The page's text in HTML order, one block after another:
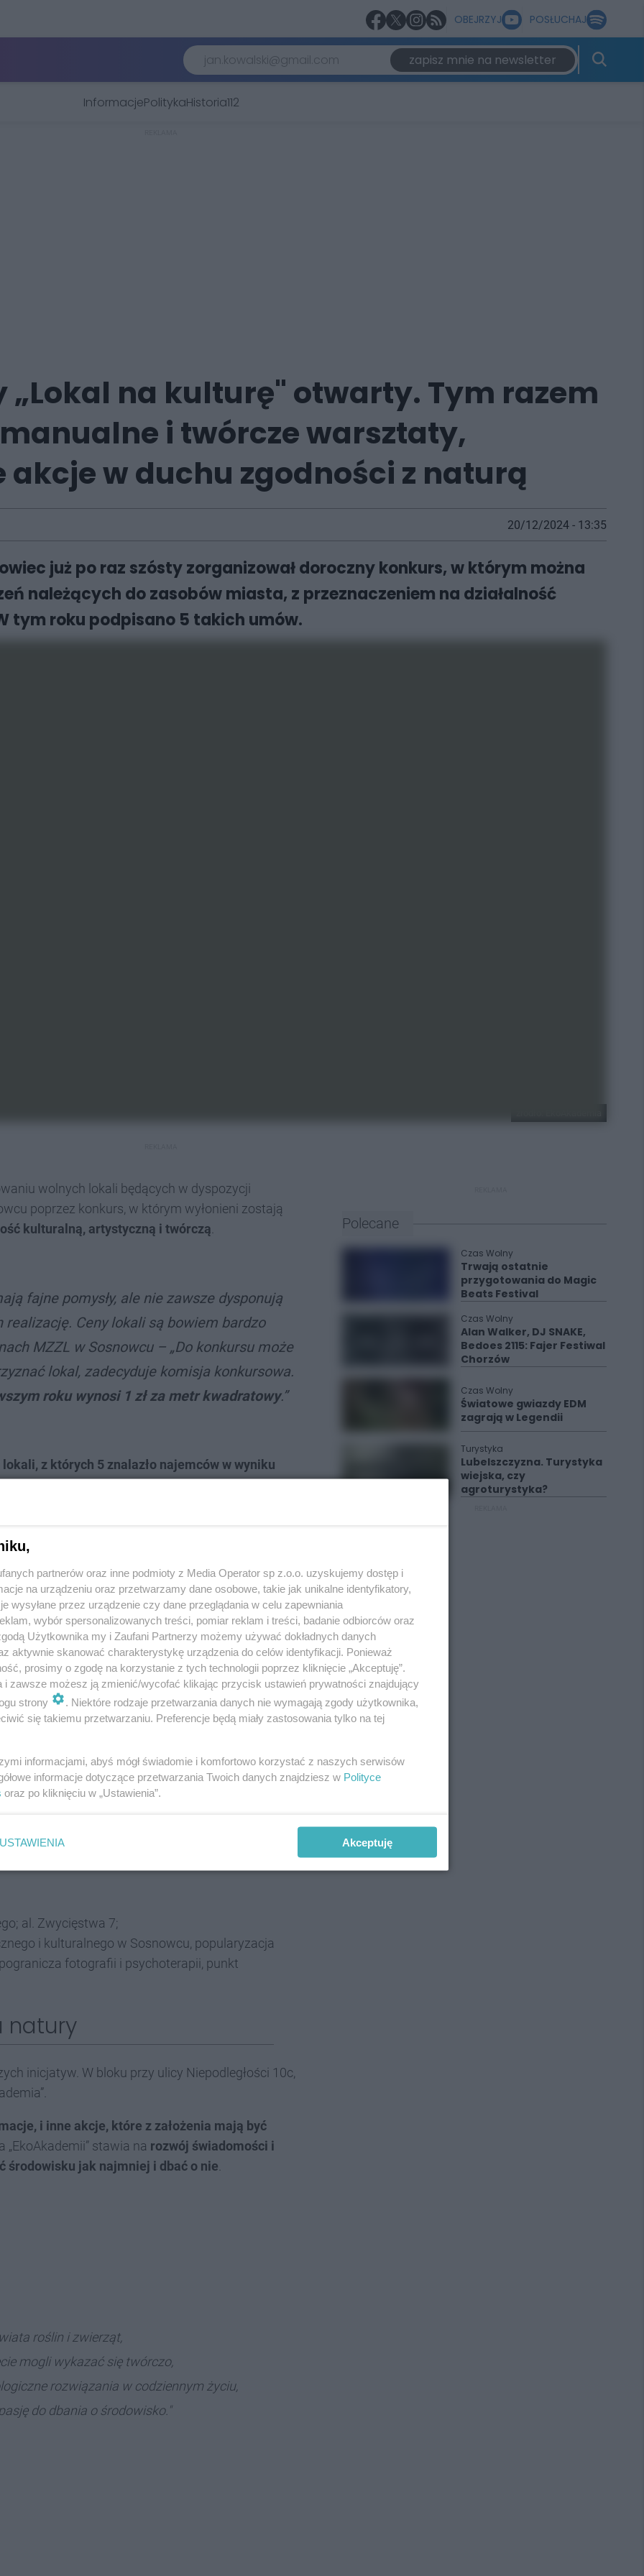
OBEJRZYJ POSŁUCHAJ
zapisz mnie na newsletter
InformacjePolitykaHistoria112
„Lokal na kulturę" otwarty. Tym razem
i twórcze warsztaty,
w duchu zgodności z naturą
20/12/2024 - 13:35
już po raz szósty zorganizował doroczny konkurs, w którym można
należących do zasobów miasta, z przeznaczeniem na działalność
tym roku podpisano 5 takich umów.
wolnych lokali będących w dyspozycji
poprzez konkurs, w którym wyłonieni zostają
kulturalną, artystyczną i twórczą
fajne pomysły, ale nie zawsze dysponują
Ceny lokali są bowiem bardzo
MZZL w Sosnowcu – „Do konkursu może
lokal, zadecyduje komisja konkursowa.
roku wynosi 1 zł za metr kwadratowy.”
z których 5 znalazło najemców w wyniku
1’
artystycznych takich jak: kameralne koncerty,
warsztaty.
Głowackiego 4;
pracownią rękodzielniczą, warsztatami, m. in. z
ul. Modrzejowska 32a;
muzycznej; zajęcia indywidualne,
oraz produkcje utworów.
Kasprzyk; ul. Niepodległości 10c;
i artystyczna.
al. Zwycięstwa 7;
i kulturalnego w Sosnowcu, popularyzacja
fotografii i psychoterapii, punkt
natury
inicjatyw. W bloku przy ulicy Niepodległości 10c,
i inne akcje, które z założenia mają być
„EkoAkademii” stawia na rozwój świadomości i
środowisku jak najmniej i dbać o nie
roślin i zwierząt,
mogli wykazać się twórczo,
rozwiązania w codziennym życiu,
do dbania o środowisko."
Polecane
Czas Wolny
Trwają ostatnie
przygotowania do Magic
Beats Festival
Czas Wolny
Alan Walker, DJ SNAKE,
Bedoes 2115: Fajer Festiwal
Chorzów
Czas Wolny
Światowe gwiazdy EDM
zagrają w Legendii
Turystyka
Lubelszczyzna. Turystyka
wiejska, czy
agroturystyka?
partnerów oraz inne podmioty z Media Operator sp z.o.o. uzyskujemy dostęp i
na urządzeniu oraz przetwarzamy dane osobowe, takie jak unikalne identyfikatory,
wysyłane przez urządzenie czy dane przeglądania w celu zapewniania
wybór spersonalizowanych treści, pomiar reklam i treści, badanie odbiorców oraz
Użytkownika my i Zaufani Partnerzy możemy używać dokładnych danych
aktywnie skanować charakterystykę urządzenia do celów identyfikacji. Ponieważ
prosimy o zgodę na korzystanie z tych technologii poprzez kliknięcie „Akceptuję”.
i zawsze możesz ją zmienić/wycofać klikając przycisk ustawień prywatności znajdujący
strony
. Niektóre rodzaje przetwarzania danych nie wymagają zgody użytkownika,
się takiemu przetwarzaniu. Preferencje będą miały zastosowania tylko na tej
informacjami, abyś mógł świadomie i komfortowo korzystać z naszych serwisów
informacje dotyczące przetwarzania Twoich danych znajdziesz w Polityce
oraz po kliknięciu w „Ustawienia”.
USTAWIENIA Akceptuję